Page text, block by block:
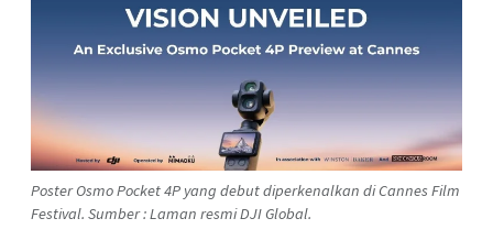
Poster Osmo Pocket 4P yang debut diperkenalkan di Cannes Film
Festival. Sumber : Laman resmi DJI Global.